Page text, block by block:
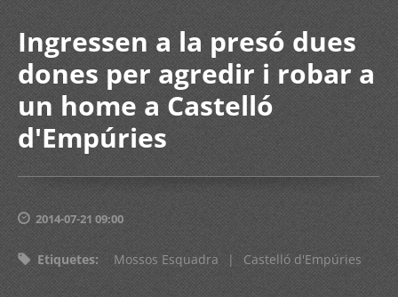
Ingressen a la presó dues
dones per agredir i robar a
un home a Castelló
d'Empúries
2014-07-21 09:00
Etiquetes: Mossos Esquadra | Castelló d'Empúries